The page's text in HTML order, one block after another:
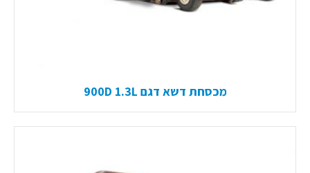
מכסחת דשא דגם 900D 1.3L